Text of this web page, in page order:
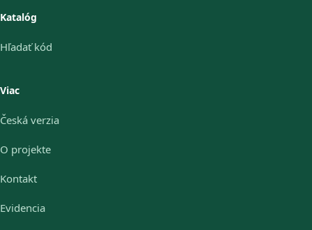
Katalóg
Hľadať kód
Viac
Česká verzia
O projekte
Kontakt
Evidencia